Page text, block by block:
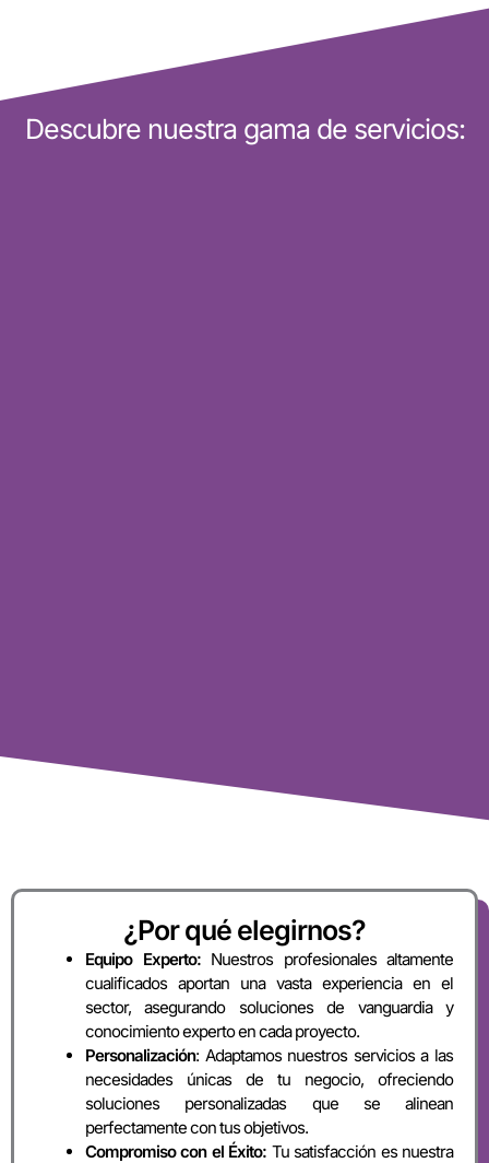
Descubre nuestra gama de servicios:
¿Por qué elegirnos?
Equipo Experto:Nuestros profesionales altamente
cualificados aportan una vasta experiencia en el
sector, asegurando soluciones de vanguardia y
conocimiento experto en cada proyecto.
Personalización: Adaptamos nuestros servicios a las
necesidades únicas de tu negocio, ofreciendo
soluciones personalizadas que se alinean
perfectamente con tus objetivos.
Compromiso con el Éxito: Tu satisfacción es nuestra